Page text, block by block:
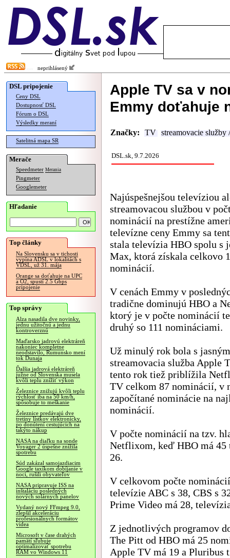
neprihlásený
DSL pripojenie
Ceny DSL
Dostupnosť DSL
Fórum o DSL
Výsledky meraní
Satelitná mapa SR
Merače
Speedmeter Merania
Pingmeter
Googlemeter
Hľadanie
Top články
Na Slovensku sa v tichosti
vypína ADSL v lokalitách s
VDSL, už 31. mája
Orange sa doťahuje na UPC
a O2, spustí 2.5 Gbps
pripojenie
Top správy
Alza nasadila dve novinky,
jednu užitočnú a jednu
kontroverznú
Maďarsko jadrovú elektráreň
nakoniec kompletne
neodstavilo, Rumunsko mení
tok Dunaja
Ďalšia jadrová elektráreň
južne od Slovenska musela
kvôli teplu znížiť výkon
Železnice znižujú kvôli teplu
rýchlosť iba na 50 km/h,
spôsobuje to meškanie
Železnice predávajú dve
tretiny lístkov elektronicky,
po donútení cestujúcich na
takýto nákup
NASA na diaľku na sonde
Voyager 2 úspešne znížila
spotrebu
Súd zakázal samojazdiacim
Google taxíkom dobíjanie v
noci, rušili obyvateľov
NASA pripravuje ISS na
inštaláciu posledných
nových solárnych panelov
Vydaný nový FFmpeg 9.0,
zlepšil akceleráciu
profesionálnych formátov
videa
Microsoft v čase drahých
pamätí sľubuje
optimalizovať spotrebu
RAM vo Windows 11
Apple TV sa v
Emmy doťahuje
Značky: TV streamovacie služby
DSL.sk, 9.7.2026
Najúspešnejšou televíziou
streamovacou službou v
nominácií na prestížne
televízne ceny Emmy sa
stala televízia HBO spolu s
Max, ktorá získala celkovo
nominácií.
V cenách Emmy v
tradične dominujú HBO a
ktorý je v počte nominácií
druhý so 111 nomináciami.
Už minulý rok bola s
streamovacia služba Apple
tento rok tiež priblížila
TV celkom 87 nominácií, v
započítané nominácie na
nominácií.
V počte nominácií na tzv.
Netflixom, keď HBO má
26.
V celkovom počte
televízie ABC s 38, CBS s
Prime Video má 28,
Z jednotlivých programov
The Pitt od HBO má 25
Apple TV má 19 a Pluribus